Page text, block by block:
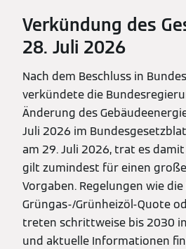
Verkündung des
28. Juli 2026
Nach dem Beschluss in
verkündete die
Änderung des
Juli 2026 im
am 29. Juli 2026, trat es
gilt zumindest für einen
Vorgaben. Regelungen wie
Grüngas-/Grünheizöl-Quote
treten schrittweise bis 2030
und aktuelle Informationen